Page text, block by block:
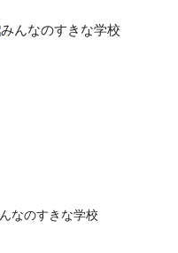
なのすきな学校